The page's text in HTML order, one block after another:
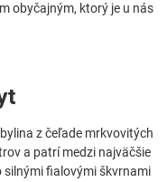
obyčajným, ktorý je u nás
z čeľade mrkvovitých
a patrí medzi najväčšie
silnými fialovými škvrnami